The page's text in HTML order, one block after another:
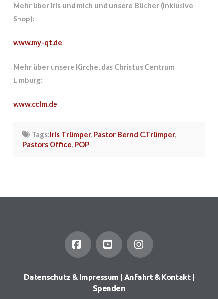
Mehr über Iris und mich und unsere Bücher (inklusive
Shop):
www.my-qt.de
Mehr über unsere Kirche, das Christus Centrum
Limburg:
www.cclm.de
Tags:Iris Trümper, Pastor Bernd C.Trümper,
Pastors Office, POP
Datenschutz & Impressum Anfahrt & Kontakt
Spenden